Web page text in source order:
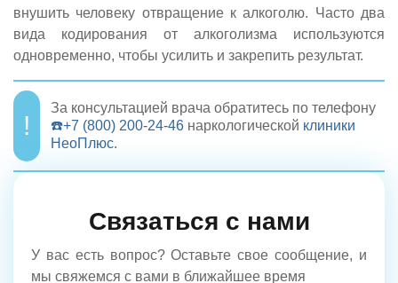
внушить человеку отвращение к алкоголю. Часто два
вида кодирования от алкоголизма используются
одновременно, чтобы усилить и закрепить результат.
За консультацией врача обратитесь по телефону
☎️+7 (800) 200-24-46 наркологической клиники
НеоПлюс.
Связаться с нами
У вас есть вопрос? Оставьте свое сообщение, и
мы свяжемся с вами в ближайшее время